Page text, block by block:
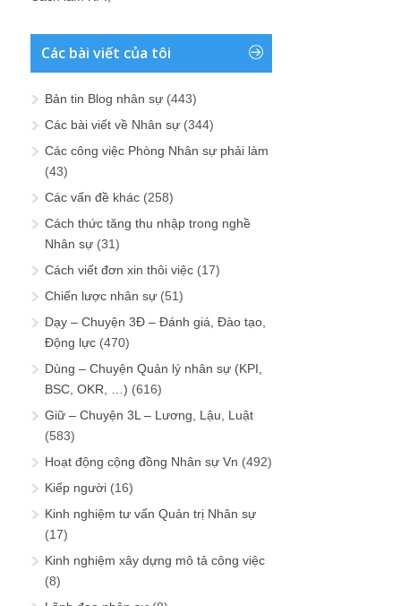
Các bài viết của tôi
Bản tin Blog nhân sự (443)
Các bài viết về Nhân sự (344)
Các công việc Phòng Nhân sự phải làm
(43)
Các vấn đề khác (258)
Cách thức tăng thu nhập trong nghề
Nhân sự (31)
Cách viết đơn xin thôi việc (17)
Chiến lược nhân sự (51)
Dạy – Chuyện 3Đ – Đánh giá, Đào tạo,
Động lực (470)
Dùng – Chuyện Quản lý nhân sự (KPI,
BSC, OKR, …) (616)
Giữ – Chuyện 3L – Lương, Lậu, Luật
(583)
Hoạt động cộng đồng Nhân sự Vn (492)
Kiếp người (16)
Kinh nghiệm tư vấn Quản trị Nhân sự
(17)
Kinh nghiệm xây dựng mô tả công việc
(8)